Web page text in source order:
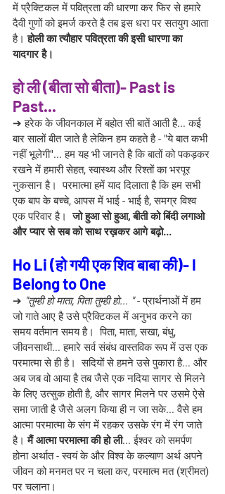
में प्रैक्टिकल में पवित्रता की धारणा कर फिर से हमारे
दैवी गुणों को इमर्ज करते है तब इस धरा पर सतयुग आता
है। होली का त्यौहार पवित्रता की इसी धारणा का
यादगार है।
हो ली (बीता सो बीता)- Past is
Past...
➔ हरेक के जीवनकाल में बहोत सी बातें आती है... कई
बार सालों बीत जाते है लेकिन हम कहते है - "ये बात कभी
नहीं भूलेगी"... हम यह भी जानते है कि बातों को पकड़कर
रखने में हमारी सेहत, स्वास्थ्य और रिश्तों का भरपूर
नुकसान है।  परमात्मा हमें याद दिलाता है कि हम सभी
एक बाप के बच्चे, आपस में भाई - भाई है, समग्र विश्व
एक परिवार है। जो हुआ सो हुआ, बीती को बिंदी लगाओ
और प्यार से सब को साथ रख़कर आगे बढ़ो...
Ho Li (हो गयी एक शिव बाबा की)- I
Belong to One
➔ "तुम्ही हो माता, पिता तुम्ही हो... " - प्रार्थनाओं में हम
जो गाते आए है उसे प्रैक्टिकल में अनुभव करने का
समय वर्तमान समय है।  पिता, माता, सखा, बंधु,
जीवनसाथी... हमारे सर्व संबंध वास्तविक रूप में उस एक
परमात्मा से ही है।  सदियों से हमने उसे पुकारा है... और
अब जब वो आया है तब जैसे एक नदिया सागर से मिलने
के लिए उत्सुक होती है, और सागर मिलने पर उसमे ऐसे
समा जाती है जैसे अलग किया ही न जा सके... वैसे हम
आत्मा परमात्मा के संग में रहकर उसके रंग में रंग जाते
है। मैं आत्मा परमात्मा की हो ली... ईश्वर को समर्पण
होना अर्थात - स्वयं के और विश्व के कल्याण अर्थ अपने
जीवन को मनमत पर न चला कर, परमात्म मत (श्रीमत)
पर चलाना।